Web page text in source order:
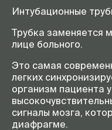
Интубационные
Трубка заменяется
лице больного.
Это самая
легких
организм пациента
сигналы мозга,
диафрагме.